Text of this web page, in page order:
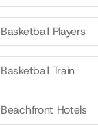
Basketball Players
Basketball Train
Beachfront Hotels